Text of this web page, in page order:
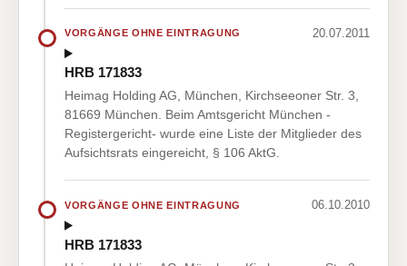
VORGÄNGE OHNE EINTRAGUNG 20.07.2011
HRB 171833
Heimag Holding AG, München, Kirchseeoner Str. 3,
81669 München. Beim Amtsgericht München -
Registergericht- wurde eine Liste der Mitglieder des
Aufsichtsrats eingereicht, § 106 AktG.
VORGÄNGE OHNE EINTRAGUNG 06.10.2010
HRB 171833